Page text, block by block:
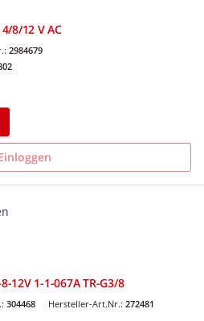
8/12 V AC
2984679
12V 1-1-067A TR-G3/8
304468 Hersteller-Art.Nr.: 272481